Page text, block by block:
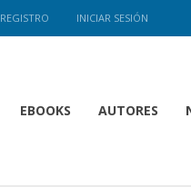
REGISTRO INICIAR SESIÓN
EBOOKS AUTORES